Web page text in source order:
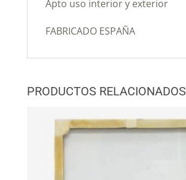
Apto uso interior y exterior
FABRICADO ESPAÑA
PRODUCTOS RELACIONADOS